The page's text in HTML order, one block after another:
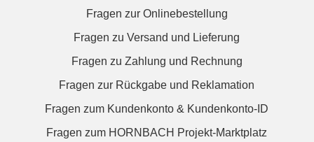
Fragen zur Onlinebestellung
Fragen zu Versand und Lieferung
Fragen zu Zahlung und Rechnung
Fragen zur Rückgabe und Reklamation
Fragen zum Kundenkonto & Kundenkonto-ID
Fragen zum HORNBACH Projekt-Marktplatz